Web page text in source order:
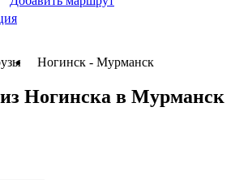
Ногинск - Мурманск
Ногинска в Мурманск